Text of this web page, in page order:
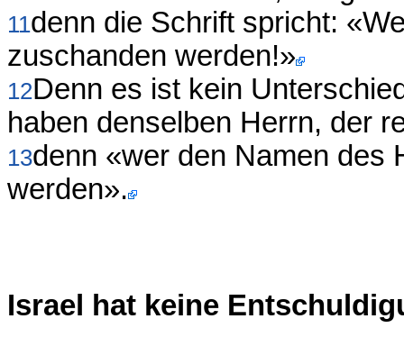
11denn die Schrift spricht:
zuschanden werden!»
12Denn es ist kein
haben denselben Herrn, der
13denn «wer den Namen des
werden».
Israel hat keine